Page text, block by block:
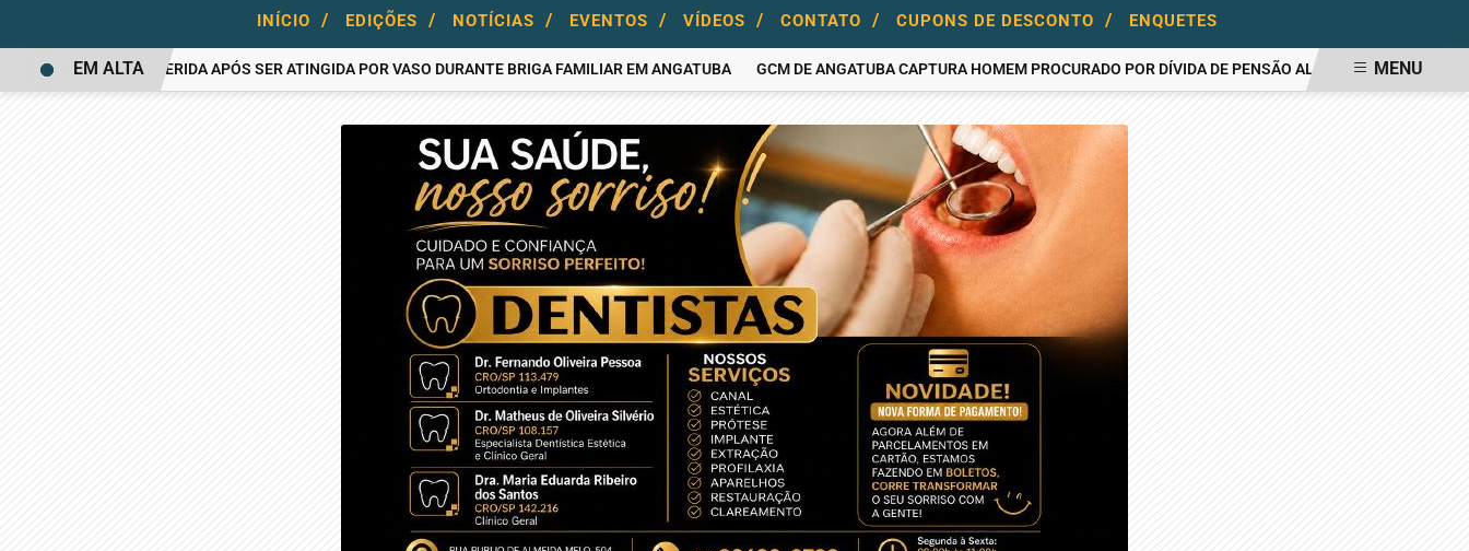
INÍCIO / EDIÇÕES / NOTÍCIAS / EVENTOS / VÍDEOS / CONTATO / CUPONS DE DESCONTO / ENQUETES
MULHER FICA FERIDA APÓS SER ATINGIDA POR VASO DURANTE BRIGA FAMILIAR EM ANGATUBA GCM DE ANGATUBA CAPTURA HOMEM PROCURADO POR DÍVIDA DE PENSÃO ALIMENTÍCIA AÇOUGUEIRO
EM ALTA MENU